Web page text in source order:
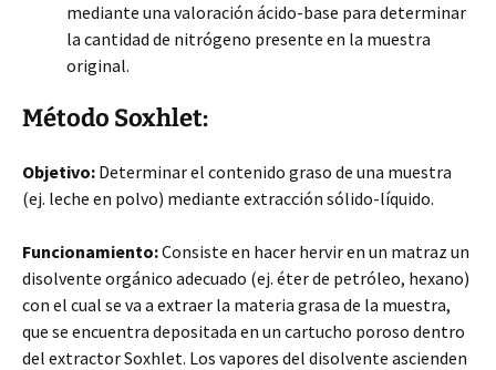
mediante una valoración ácido-base para determinar
la cantidad de nitrógeno presente en la muestra
original.
Método Soxhlet:
Objetivo: Determinar el contenido graso de una muestra
(ej. leche en polvo) mediante extracción sólido-líquido.
Funcionamiento:Consiste en hacer hervir en un matraz un
disolvente orgánico adecuado (ej. éter de petróleo, hexano)
con el cual se va a extraer la materia grasa de la muestra,
que se encuentra depositada en un cartucho poroso dentro
del extractor Soxhlet. Los vapores del disolvente ascienden